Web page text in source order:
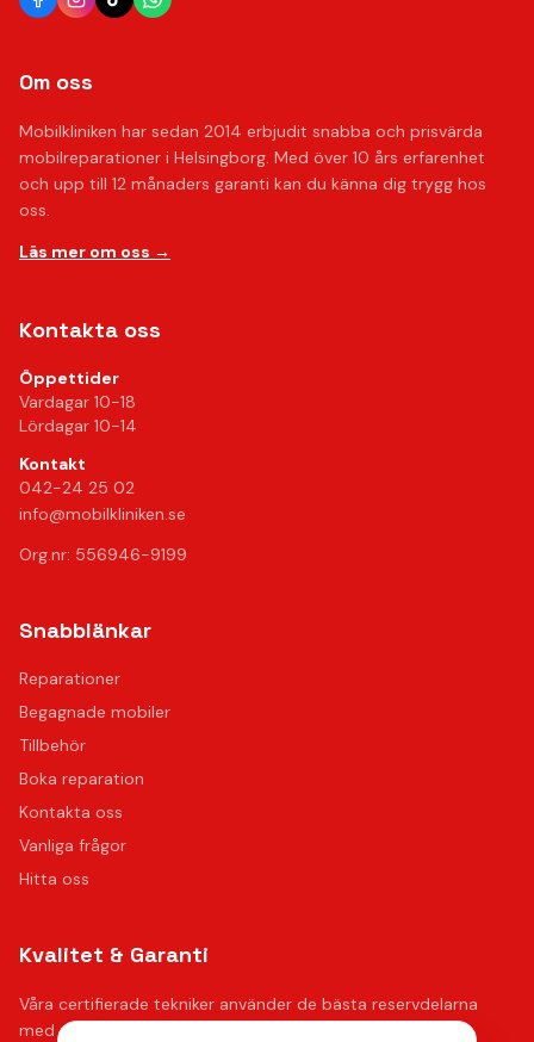
Om oss
Mobilkliniken har sedan 2014 erbjudit snabba och prisvärda
mobilreparationer i Helsingborg. Med över 10 års erfarenhet
och upp till 12 månaders garanti kan du känna dig trygg hos
oss.
Läs mer om oss →
Kontakta oss
Öppettider
Vardagar 10-18
Lördagar 10-14
Kontakt
042-24 25 02
info@mobilkliniken.se
Org.nr: 556946-9199
Snabblänkar
Reparationer
Begagnade mobiler
Tillbehör
Boka reparation
Kontakta oss
Vanliga frågor
Hitta oss
Kvalitet & Garanti
Våra certifierade tekniker använder de bästa reservdelarna
med upp till 12 månaders funktionsgaranti på samtliga